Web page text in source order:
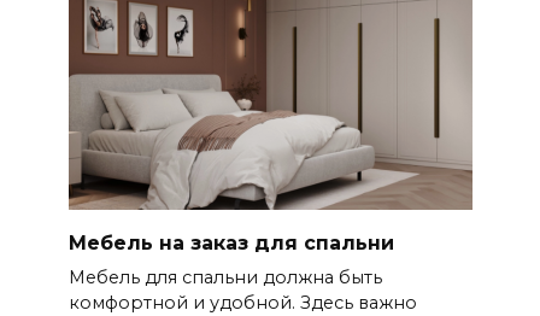
Мебель на заказ для спальни
Мебель для спальни должна быть
комфортной и удобной. Здесь важно